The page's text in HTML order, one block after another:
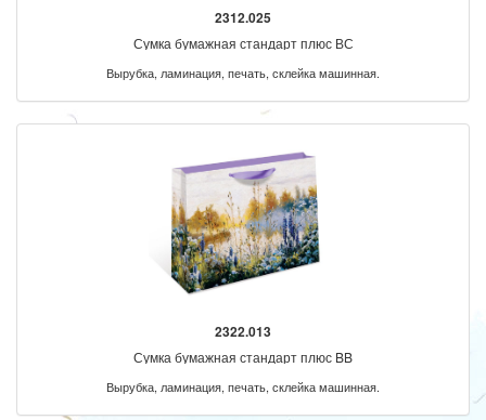
2312.025
Сумка бумажная стандарт плюс ВС
Вырубка, ламинация, печать, склейка машинная.
2322.013
Сумка бумажная стандарт плюс BB
Вырубка, ламинация, печать, склейка машинная.